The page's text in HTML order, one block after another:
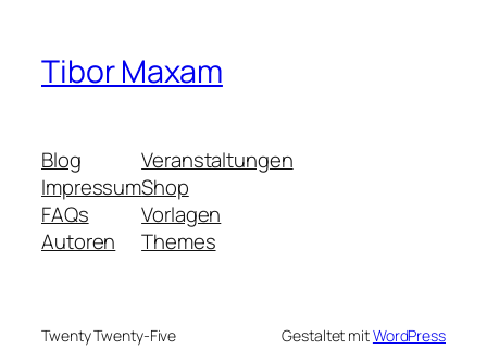
Tibor Maxam
Blog
Impressum
FAQs
Autoren
Veranstaltungen
Shop
Vorlagen
Themes
Twenty Twenty-Five Gestaltet mitWordPress